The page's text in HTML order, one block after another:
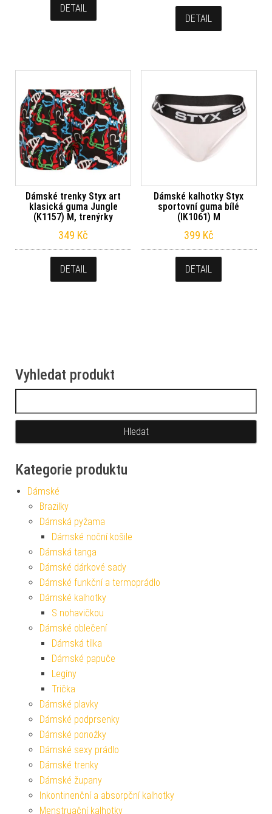
DETAIL
DETAIL
Dámské trenky Styx art
klasická guma Jungle
(K1157) M, trenýrky
349 Kč
DETAIL
Dámské kalhotky Styx
sportovní guma bílé
(IK1061) M
399 Kč
DETAIL
Vyhledat produkt
Kategorie produktu
Dámské
Brazilky
Dámská pyžama
Dámské noční košile
Dámská tanga
Dámské dárkové sady
Dámské funkční a termoprádlo
Dámské kalhotky
S nohavičkou
Dámské oblečení
Dámská tílka
Dámské papuče
Legíny
Trička
Dámské plavky
Dámské podprsenky
Dámské ponožky
Dámské sexy prádlo
Dámské trenky
Dámské župany
Inkontinenční a absorpční kalhotky
Menstruační kalhotky